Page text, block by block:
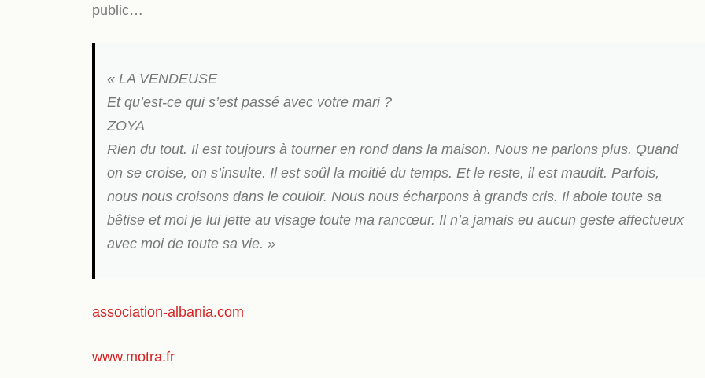
public…
« LA VENDEUSE
Et qu’est-ce qui s’est passé avec votre mari ?
ZOYA
Rien du tout. Il est toujours à tourner en rond dans la maison. Nous ne parlons plus. Quand
on se croise, on s’insulte. Il est soûl la moitié du temps. Et le reste, il est maudit. Parfois,
nous nous croisons dans le couloir. Nous nous écharpons à grands cris. Il aboie toute sa
bêtise et moi je lui jette au visage toute ma rancœur. Il n’a jamais eu aucun geste affectueux
avec moi de toute sa vie. »
association-albania.com
www.motra.fr